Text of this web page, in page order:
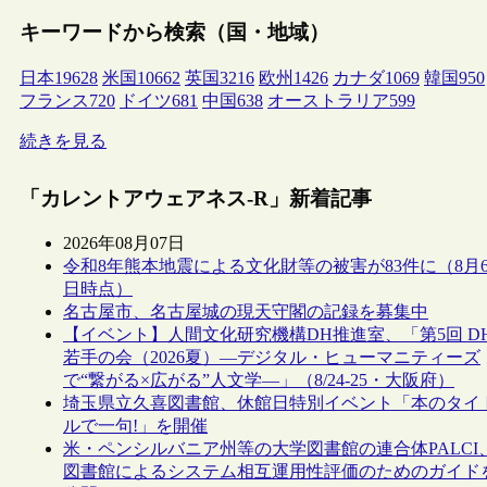
キーワードから検索（国・地域）
日本19628 米国 10662 英国3216 欧州 1426 カナダ1069 韓国950
フランス720 ドイツ681 中国638 オーストラリア599
続きを見る
「カレントアウェアネス-R」新着記事
2026年08月07日
令和8年熊本地震による文化財等の被害が83件に（8月
日時点）
名古屋市、名古屋城の現天守閣の記録を募集中
【イベント】人間文化研究機構DH推進室、「第5回
若手の会（2026夏）―デジタル・ヒューマニティーズ
で“繋がる×広がる”人文学―」（8/24-25・大阪府）
埼玉県立久喜図書館、休館日特別イベント「本のタイ
ルで一句!」を開催
米・ペンシルバニア州等の大学図書館の連合体PALCI、
図書館によるシステム相互運用性評価のためのガイド